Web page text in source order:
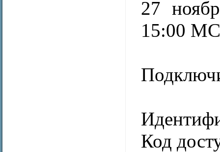
27
15:00
Код